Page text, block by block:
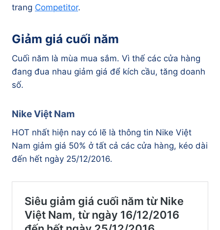
trang Competitor.
Giảm giá cuối năm
Cuối năm là mùa mua sắm. Vì thế các cửa hàng
đang đua nhau giảm giá để kích cầu, tăng doanh
số.
Nike Việt Nam
HOT nhất hiện nay có lẽ là thông tin Nike Việt
Nam giảm giá 50% ở tất cả các cửa hàng, kéo dài
đến hết ngày 25/12/2016.